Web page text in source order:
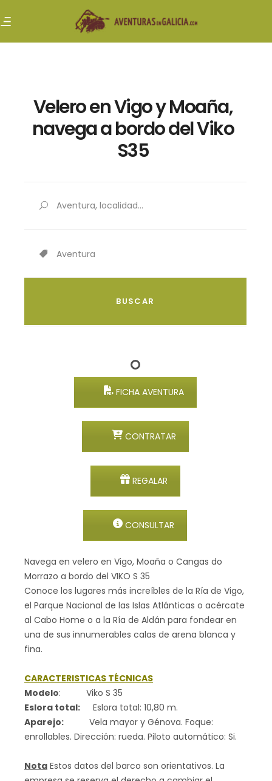
Velero en Vigo y Moaña,
navega a bordo del Viko
S35
Aventura
FICHA AVENTURA
CONTRATAR
REGALAR
CONSULTAR
Navega en velero en Vigo, Moaña o Cangas do
Morrazo a bordo del VIKO S 35
Conoce los lugares más increíbles de la Ría de Vigo,
el Parque Nacional de las Islas Atlánticas o acércate
al Cabo Home o a la Ría de Aldán para fondear en
una de sus innumerables calas de arena blanca y
fina.
CARACTERISTICAS TÉCNICAS
Modelo:
Viko S 35
Eslora total: Eslora total: 10,80 m.
Aparejo: Vela mayor y Génova. Foque:
enrollables. Dirección: rueda. Piloto automático: Si.
Nota Estos datos del barco son orientativos. La